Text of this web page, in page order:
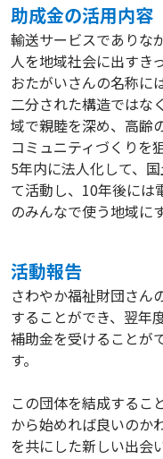
助成⾦の活⽤内容
輸送サービスでありな
人を地域社会に出すき
おたがいさんの名称に
二分された構造ではな
域で親睦を深め、高齢
コミュニティづくりを
5年内に法人化して、
て活動し、10年後には
のみんなで使う地域に
活動報告
さわやか福祉財団さん
することができ、翌年
補助金を受けることが
す。
この団体を結成するこ
から始めれば良いのか
を共にした新しい出会